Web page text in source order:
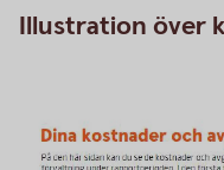
Illustration över